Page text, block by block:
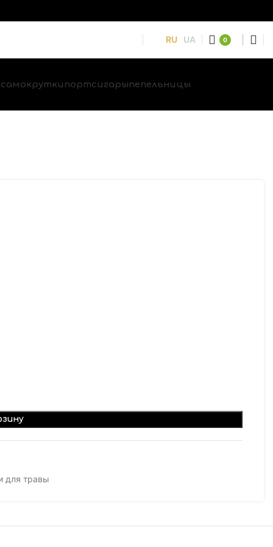
RU UA 0
самокрутки портсигарыпепельницы
для травы